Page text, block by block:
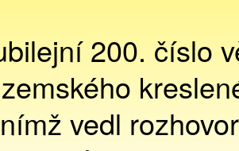
200. číslo
vedl